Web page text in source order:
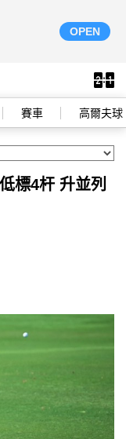
OPEN
賽車 高爾夫球
標4杆 升並列